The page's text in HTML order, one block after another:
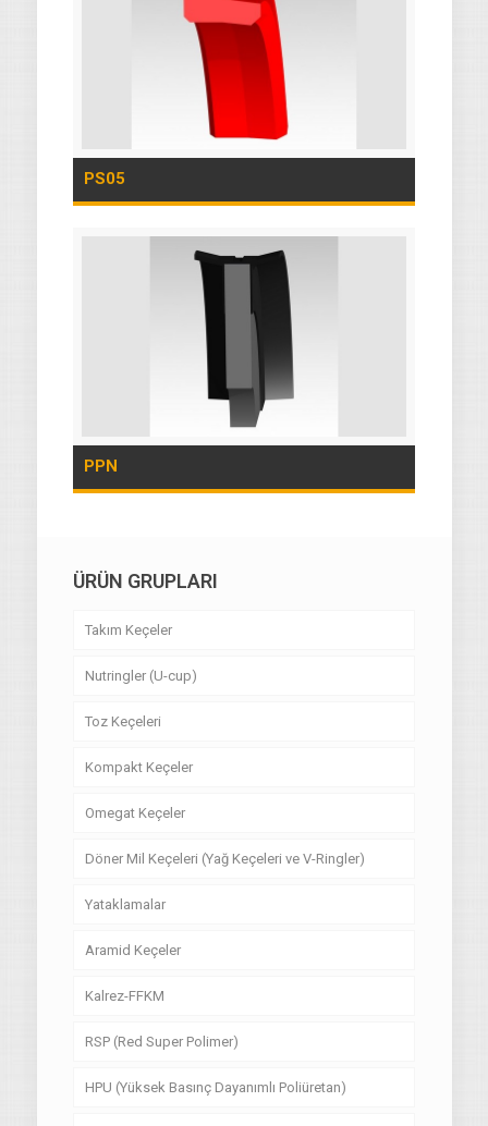
PS05
PPN
ÜRÜN GRUPLARI
Takım Keçeler
Nutringler (U-cup)
Toz Keçeleri
Kompakt Keçeler
Omegat Keçeler
Döner Mil Keçeleri (Yağ Keçeleri ve V-Ringler)
Yataklamalar
Aramid Keçeler
Kalrez-FFKM
RSP (Red Super Polimer)
HPU (Yüksek Basınç Dayanımlı Poliüretan)